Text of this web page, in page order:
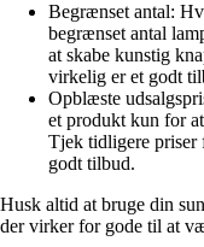
Begrænset antal:
begrænset antal
at skabe kunstig
virkelig er et godt
Opblæste
et produkt kun for
Tjek tidligere priser
godt tilbud.
Husk altid at bruge din
der virker for gode til at